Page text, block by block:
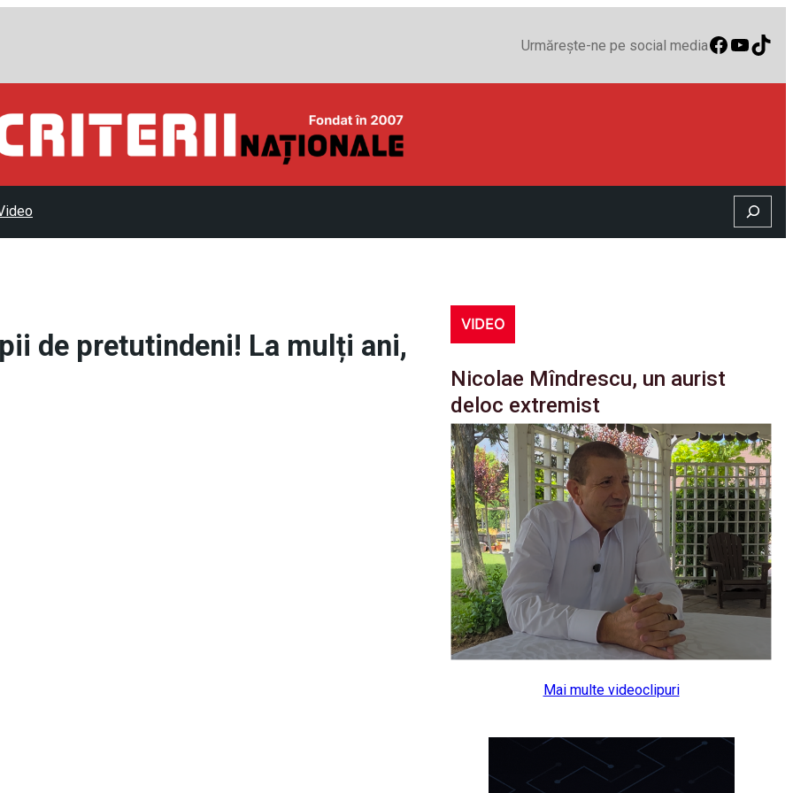
Urmărește-ne pe social media
Search
de pretutindeni! La mulți ani,
VIDEO
Nicolae Mîndrescu, un aurist
deloc extremist
Mai multe videoclipuri